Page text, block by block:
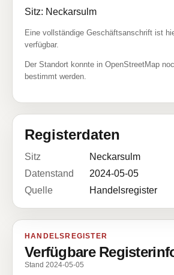
Sitz: Neckarsulm
Eine vollständige Geschäftsanschrift ist
verfügbar.
Der Standort konnte in OpenStreetMap
bestimmt werden.
Registerdaten
Sitz
Neckarsulm
Datenstand
2024-05-05
Quelle
Handelsregister
HANDELSREGISTER
Verfügbare
Stand 2024-05-05